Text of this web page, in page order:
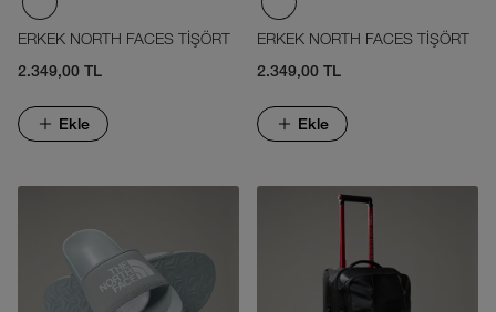
ERKEK NORTH FACES TİŞÖRT
2.349,00 TL
Ekle
ERKEK NORTH FACES TİŞÖRT
2.349,00 TL
Ekle